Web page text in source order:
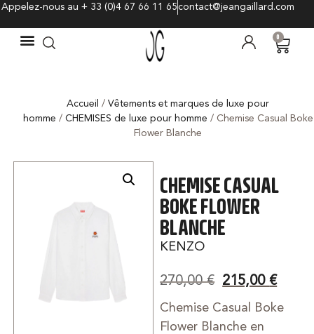
Appelez-nous au + 33 (0)4 67 66 11 65contact@jeangaillard.com
0
Accueil /Vêtements et marques de luxe pour
homme / CHEMISES de luxe pour homme / Chemise Casual Boke
Flower Blanche
CHEMISE CASUAL
BOKE FLOWER
BLANCHE
KENZO
270,00€ 215,00€
Chemise Casual Boke
Flower Blanche en